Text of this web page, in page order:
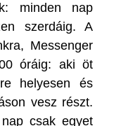
minden nap
szerdáig. A
Messenger
óráig: aki öt
helyesen és
vesz részt.
csak egyet